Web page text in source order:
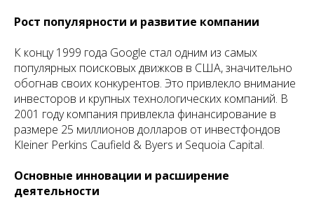
Рост популярности и развитие компании
К концу 1999 года Google стал одним из самых
популярных поисковых движков в США, значительно
обогнав своих конкурентов. Это привлекло внимание
инвесторов и крупных технологических компаний. В
2001 году компания привлекла финансирование в
размере 25 миллионов долларов от инвестфондов
Kleiner Perkins Caufield & Byers и Sequoia Capital.
Основные инновации и расширение
деятельности